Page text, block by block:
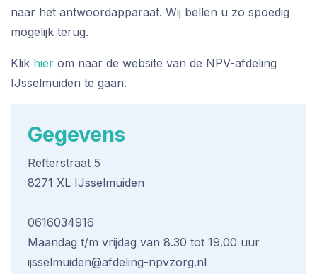
naar het antwoordapparaat. Wij bellen u zo spoedig
mogelijk terug.
Klik hier om naar de website van de NPV-afdeling
IJsselmuiden te gaan.
Gegevens
Refterstraat 5
8271 XL IJsselmuiden
0616034916
Maandag t/m vrijdag van 8.30 tot 19.00 uur
ijsselmuiden@afdeling-npvzorg.nl